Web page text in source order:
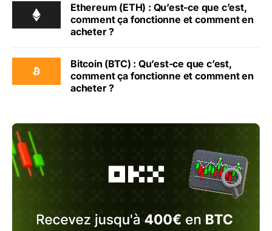
Ethereum (ETH) : Qu’est-ce que c’est,
comment ça fonctionne et comment en
acheter ?
Bitcoin (BTC) : Qu’est-ce que c’est,
comment ça fonctionne et comment en
acheter ?